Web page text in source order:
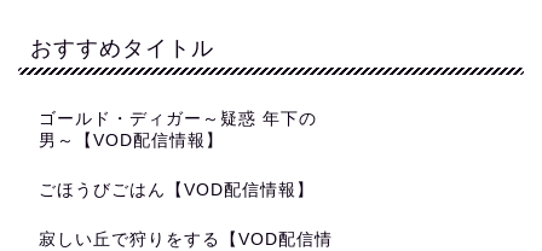
おすすめタイトル
ゴールド・ディガー～疑惑 年下の
男～【VOD配信情報】
ごほうびごはん【VOD配信情報】
寂しい丘で狩りをする【VOD配信情